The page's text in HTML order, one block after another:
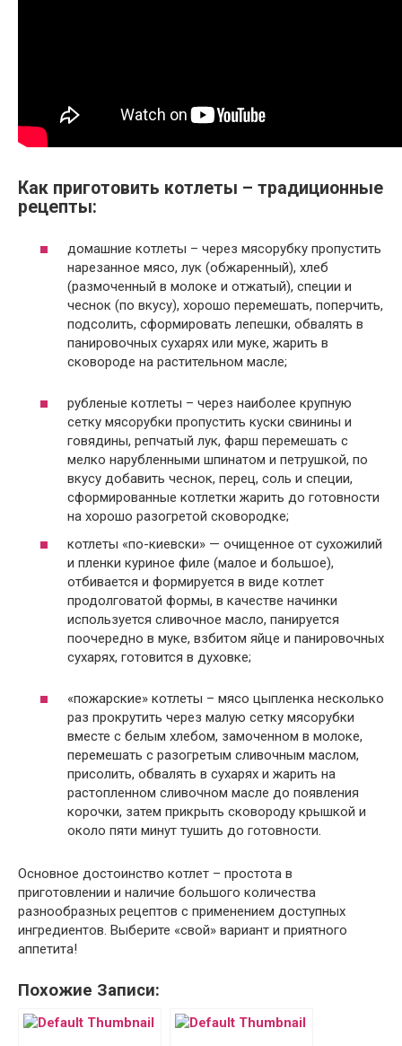
Как приготовить котлеты – традиционные
рецепты:
домашние котлеты – через мясорубку пропустить
нарезанное мясо, лук (обжаренный), хлеб
(размоченный в молоке и отжатый), специи и
чеснок (по вкусу), хорошо перемешать, поперчить,
подсолить, сформировать лепешки, обвалять в
панировочных сухарях или муке, жарить в
сковороде на растительном масле;
рубленые котлеты – через наиболее крупную
сетку мясорубки пропустить куски свинины и
говядины, репчатый лук, фарш перемешать с
мелко нарубленными шпинатом и петрушкой, по
вкусу добавить чеснок, перец, соль и специи,
сформированные котлетки жарить до готовности
на хорошо разогретой сковородке;
котлеты «по-киевски» — очищенное от сухожилий
и пленки куриное филе (малое и большое),
отбивается и формируется в виде котлет
продолговатой формы, в качестве начинки
используется сливочное масло, панируется
поочередно в муке, взбитом яйце и панировочных
сухарях, готовится в духовке;
«пожарские» котлеты – мясо цыпленка несколько
раз прокрутить через малую сетку мясорубки
вместе с белым хлебом, замоченном в молоке,
перемешать с разогретым сливочным маслом,
присолить, обвалять в сухарях и жарить на
растопленном сливочном масле до появления
корочки, затем прикрыть сковороду крышкой и
около пяти минут тушить до готовности.
Основное достоинство котлет – простота в
приготовлении и наличие большого количества
разнообразных рецептов с применением доступных
ингредиентов. Выберите «свой» вариант и приятного
аппетита!
Похожие Записи: